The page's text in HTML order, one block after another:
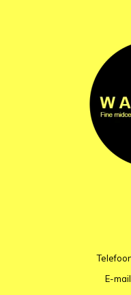
E-mail